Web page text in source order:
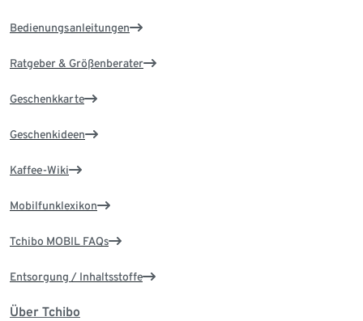
Bedienungsanleitungen
Ratgeber & Größenberater
Geschenkkarte
Geschenkideen
Kaffee-Wiki
Mobilfunklexikon
Tchibo MOBIL FAQs
Entsorgung / Inhaltsstoffe
Über Tchibo